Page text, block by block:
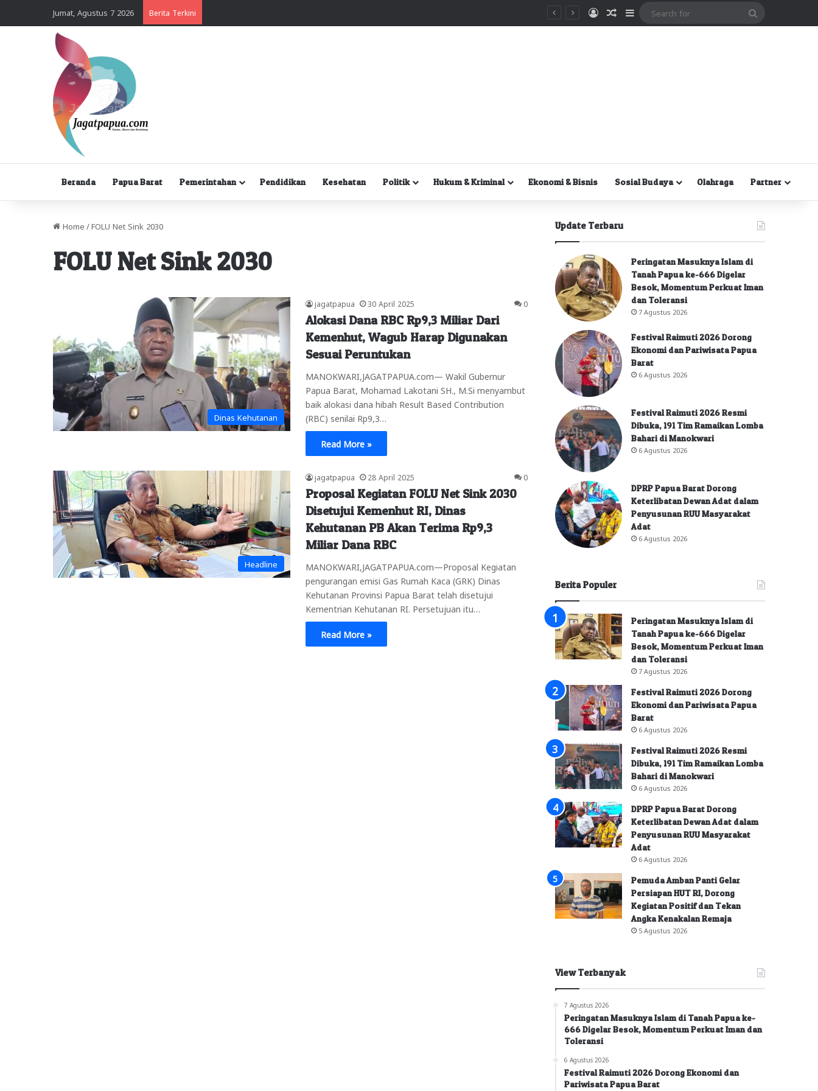
Jumat, Agustus 7 2026 Berita Terkini MasukRandom Article
Sidebar
Beranda Papua Barat Pemerintahan Pendidikan Kesehatan Politik Hukum & Kriminal Ekonomi & Bisnis Sosial Budaya Olahraga Partner
Home / FOLU Net Sink 2030
FOLU Net Sink 2030
Dinas Kehutanan
jagatpapua 30 April 2025 0
Alokasi Dana RBC Rp9,3 Miliar Dari
Kemenhut, Wagub Harap Digunakan
Sesuai Peruntukan
MANOKWARI,JAGATPAPUA.com— Wakil Gubernur
Papua Barat, Mohamad Lakotani SH., M.Si menyambut
baik alokasi dana hibah Result Based Contribution
(RBC) senilai Rp9,3…
Read More »
Headline
jagatpapua 28 April 2025 0
Proposal Kegiatan FOLU Net Sink 2030
Disetujui Kemenhut RI, Dinas
Kehutanan PB Akan Terima Rp9,3
Miliar Dana RBC
MANOKWARI,JAGATPAPUA.com—Proposal Kegiatan
pengurangan emisi Gas Rumah Kaca (GRK) Dinas
Kehutanan Provinsi Papua Barat telah disetujui
Kementrian Kehutanan RI. Persetujuan itu…
Read More »
Update Terbaru
Peringatan Masuknya Islam di
Tanah Papua ke-666 Digelar
Besok, Momentum Perkuat Iman
dan Toleransi
7 Agustus 2026
Festival Raimuti 2026 Dorong
Ekonomi dan Pariwisata Papua
Barat
6 Agustus 2026
Festival Raimuti 2026 Resmi
Dibuka, 191 Tim Ramaikan Lomba
Bahari di Manokwari
6 Agustus 2026
DPRP Papua Barat Dorong
Keterlibatan Dewan Adat dalam
Penyusunan RUU Masyarakat
Adat
6 Agustus 2026
Berita Populer
Peringatan Masuknya Islam di
Tanah Papua ke-666 Digelar
Besok, Momentum Perkuat Iman
dan Toleransi
7 Agustus 2026
Festival Raimuti 2026 Dorong
Ekonomi dan Pariwisata Papua
Barat
6 Agustus 2026
Festival Raimuti 2026 Resmi
Dibuka, 191 Tim Ramaikan Lomba
Bahari di Manokwari
6 Agustus 2026
DPRP Papua Barat Dorong
Keterlibatan Dewan Adat dalam
Penyusunan RUU Masyarakat
Adat
6 Agustus 2026
Pemuda Amban Panti Gelar
Persiapan HUT RI, Dorong
Kegiatan Positif dan Tekan
Angka Kenakalan Remaja
5 Agustus 2026
View Terbanyak
7 Agustus 2026
Peringatan Masuknya Islam di Tanah Papua ke-
666 Digelar Besok, Momentum Perkuat Iman dan
Toleransi
6 Agustus 2026
Festival Raimuti 2026 Dorong Ekonomi dan
Pariwisata Papua Barat